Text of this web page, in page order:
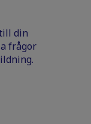
din
frågor